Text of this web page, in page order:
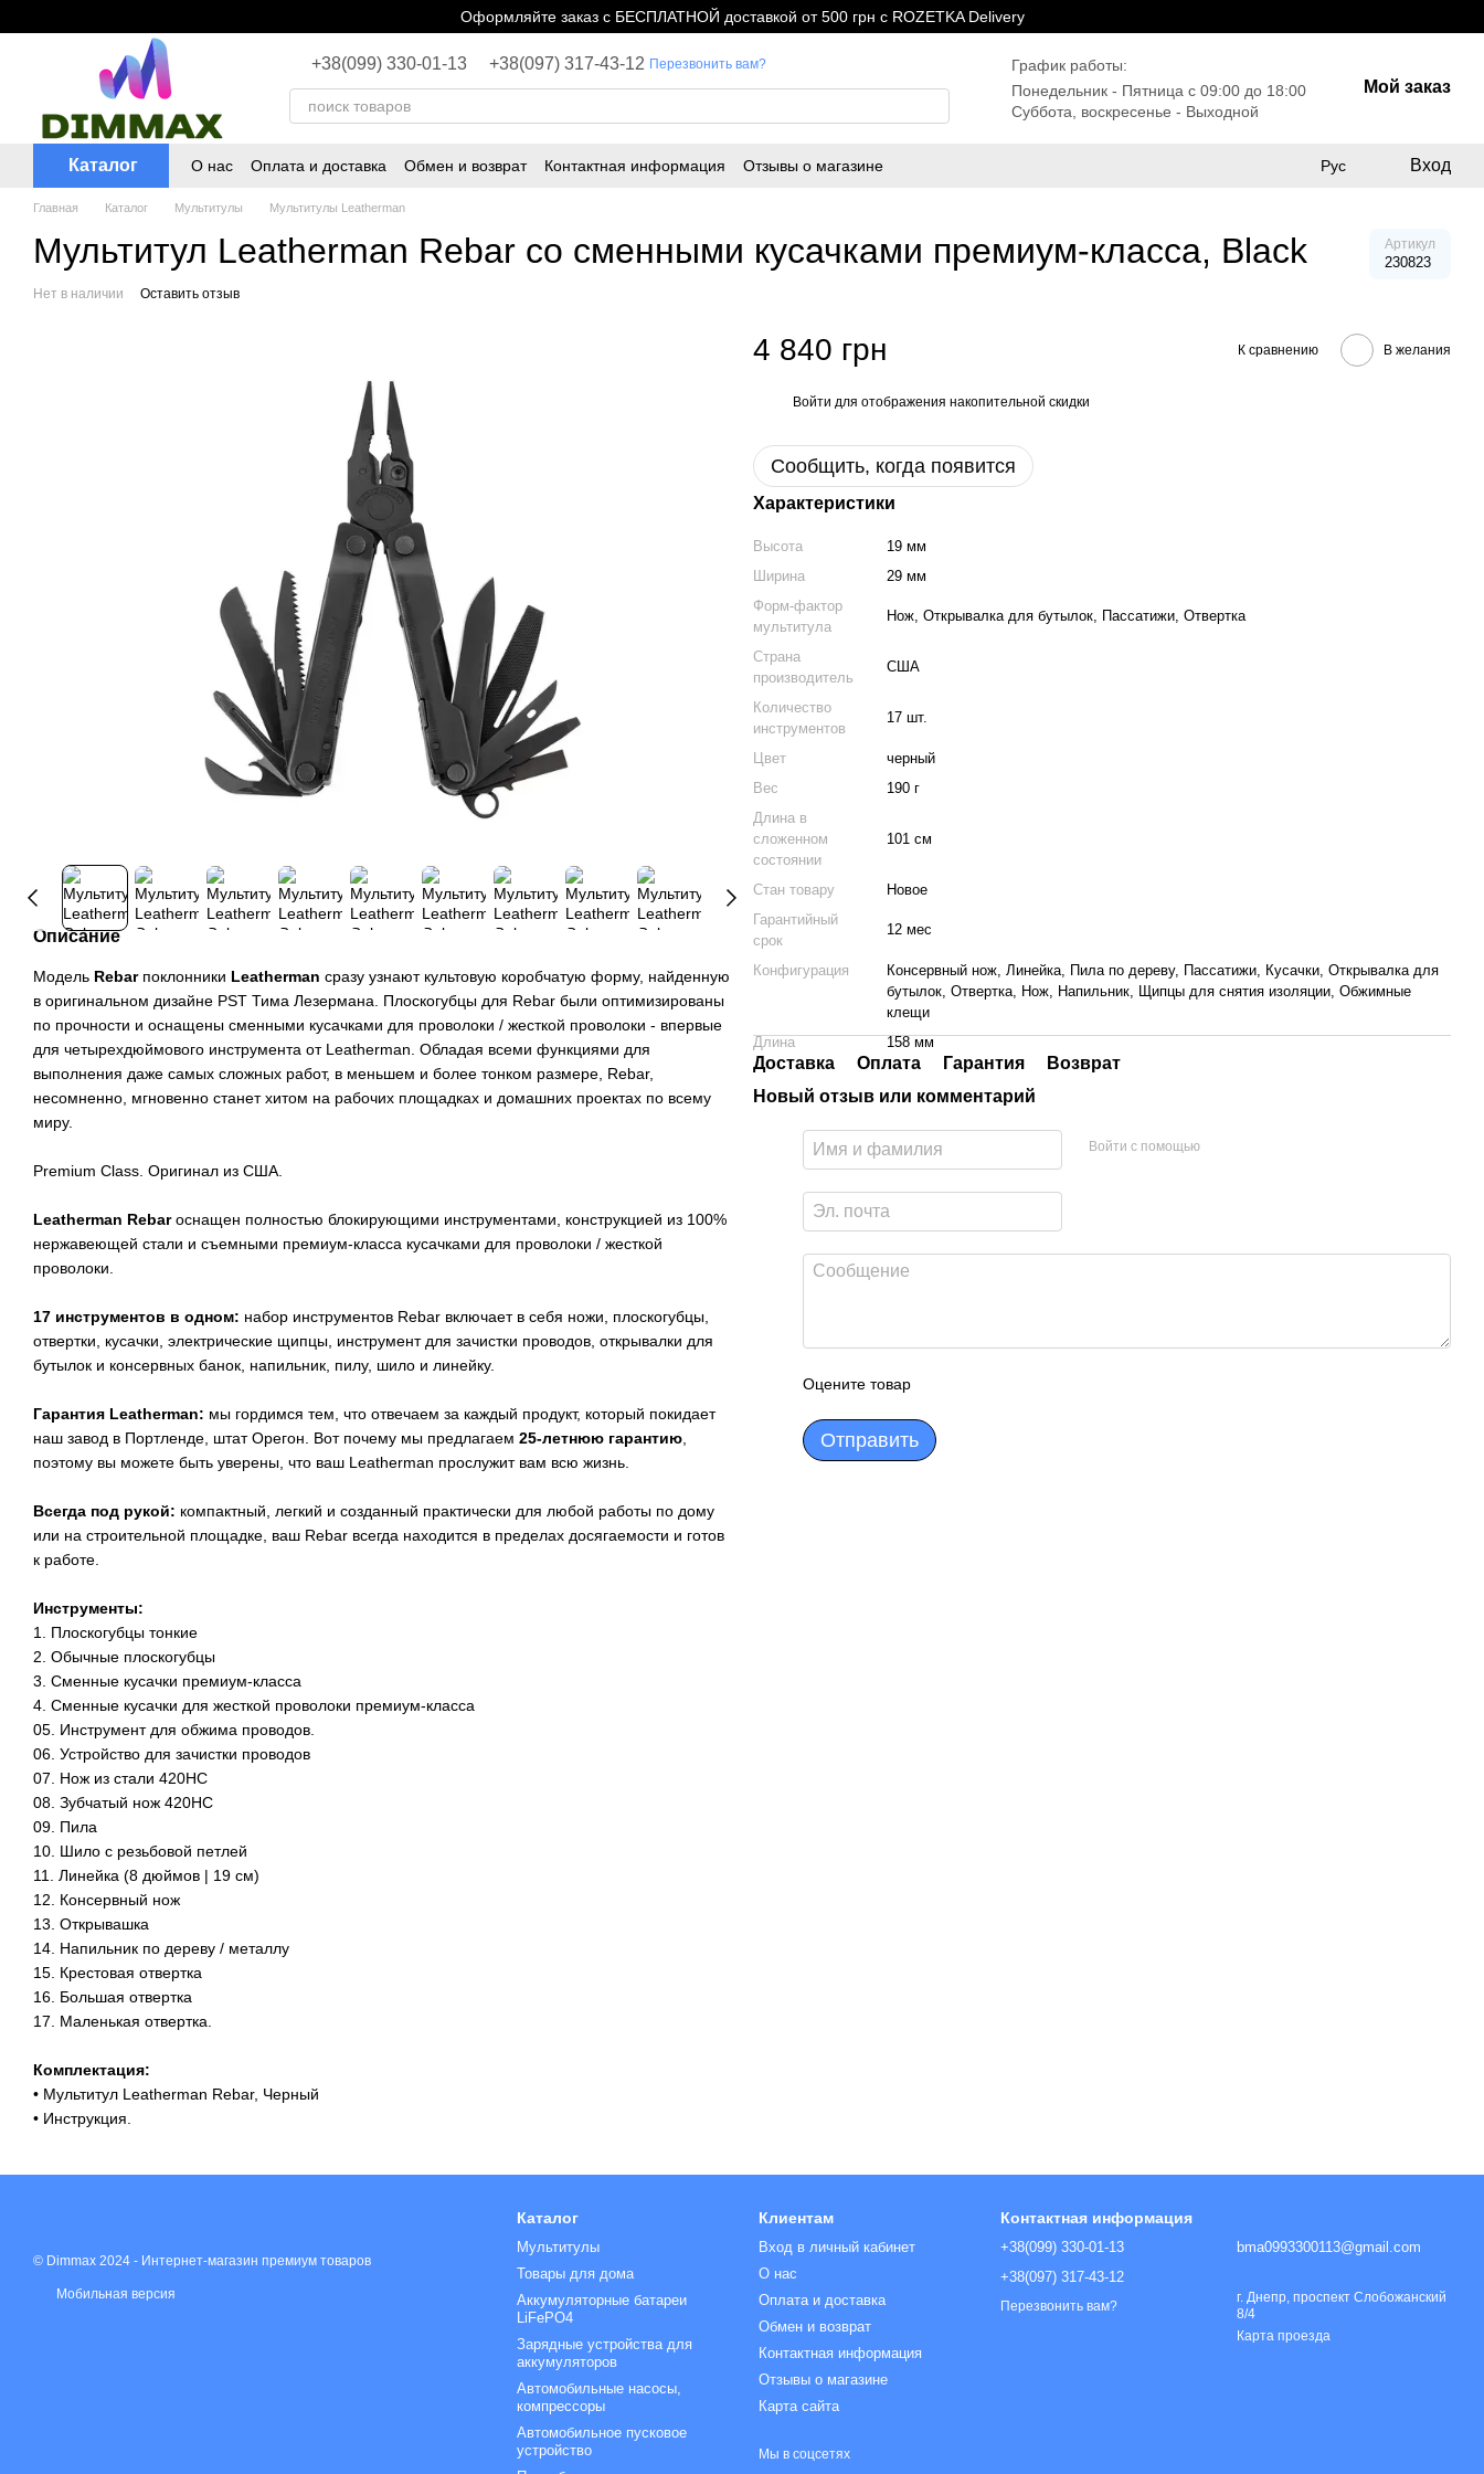
Оформляйте заказ с БЕСПЛАТНОЙ доставкой от 500 грн с ROZETKA Delivery
+38(099) 330-01-13 +38(097) 317-43-12 Перезвонить вам?
График работы:
Понедельник - Пятница с 09:00 до 18:00
Суббота, воскресенье - Выходной
Мой заказ
Каталог О нас Оплата и доставка Обмен и возврат Контактная информация Отзывы о магазине Рус Вход
Главная Каталог Мультитулы Мультитулы Leatherman
Мультитул Leatherman Rebar со сменными кусачками премиум-класса, Black Артикул
230823
Нет в наличии Оставить отзыв
Описание
Модель Rebar поклонники Leatherman сразу узнают культовую коробчатую форму, найденную
в оригинальном дизайне PST Тима Лезермана. Плоскогубцы для Rebar были оптимизированы
по прочности и оснащены сменными кусачками для проволоки / жесткой проволоки - впервые
для четырехдюймового инструмента от Leatherman. Обладая всеми функциями для
выполнения даже самых сложных работ, в меньшем и более тонком размере, Rebar,
несомненно, мгновенно станет хитом на рабочих площадках и домашних проектах по всему
миру.
Premium Class. Оригинал из США.
Leatherman Rebarоснащен полностью блокирующими инструментами, конструкцией из 100%
нержавеющей стали и съемными премиум-класса кусачками для проволоки / жесткой
проволоки.
17 инструментов в одном: набор инструментов Rebar включает в себя ножи, плоскогубцы,
отвертки, кусачки, электрические щипцы, инструмент для зачистки проводов, открывалки для
бутылок и консервных банок, напильник, пилу, шило и линейку.
Гарантия Leatherman: мы гордимся тем, что отвечаем за каждый продукт, который покидает
наш завод в Портленде, штат Орегон. Вот почему мы предлагаем 25-летнюю гарантию
поэтому вы можете быть уверены, что ваш Leatherman прослужит вам всю жизнь.
Всегда под рукой: компактный, легкий и созданный практически для любой работы по дому
или на строительной площадке, ваш Rebar всегда находится в пределах досягаемости и готов
к работе.
Инструменты:
1. Плоскогубцы тонкие
2. Обычные плоскогубцы
3. Сменные кусачки премиум-класса
4. Сменные кусачки для жесткой проволоки премиум-класса
05. Инструмент для обжима проводов.
06. Устройство для зачистки проводов
07. Нож из стали 420HC
08. Зубчатый нож 420HC
09. Пила
10. Шило с резьбовой петлей
11. Линейка (8 дюймов | 19 см)
12. Консервный нож
13. Открывашка
14. Напильник по дереву / металлу
15. Крестовая отвертка
16. Большая отвертка
17. Маленькая отвертка.
Комплектация:
• Мультитул Leatherman Rebar, Черный
• Инструкция.
4 840 грн К сравнению В желания
Войти для отображения накопительной скидки
Сообщить, когда появится
Характеристики
Высота
19 мм
Ширина
29 мм
Форм-фактор
мультитула
Нож, Открывалка для бутылок, Пассатижи, Отвертка
Страна
производитель
США
Количество
инструментов
17 шт.
Цвет
черный
Вес
190 г
Длина в
сложенном
состоянии
101 см
Стан товару
Новое
Гарантийный
срок
12 мес
Конфигурация
Консервный нож, Линейка, Пила по дереву, Пассатижи, Кусачки, Открывалка для
бутылок, Отвертка, Нож, Напильник, Щипцы для снятия изоляции, Обжимные
клещи
Длина
158 мм
Доставка Оплата Гарантия
Возврат
Новый отзыв или комментарий
Войти с помощью
Оцените товар
Отправить
© Dimmax 2024 - Интернет-магазин премиум товаров
Мобильная версия
Каталог
Мультитулы
Товары для дома
Аккумуляторные батареи
LiFePO4
Зарядные устройства для
аккумуляторов
Автомобильные насосы,
компрессоры
Автомобильное пусковое
устройство
Клиентам
Вход в личный кабинет
О нас
Оплата и доставка
Обмен и возврат
Контактная информация
Отзывы о магазине
Карта сайта
Мы в соцсетях
Контактная информация
+38(099) 330-01-13
+38(097) 317-43-12
Перезвонить вам?
bma0993300113@gmail.com
г. Днепр, проспект Слобожанский
8/4
Карта проезда